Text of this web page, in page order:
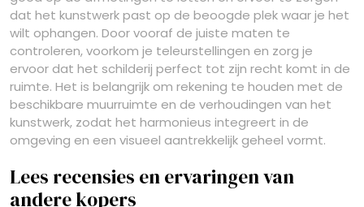
dat het kunstwerk past op de beoogde plek waar je het
wilt ophangen. Door vooraf de juiste maten te
controleren, voorkom je teleurstellingen en zorg je
ervoor dat het schilderij perfect tot zijn recht komt in de
ruimte. Het is belangrijk om rekening te houden met de
beschikbare muurruimte en de verhoudingen van het
kunstwerk, zodat het harmonieus integreert in de
omgeving en een visueel aantrekkelijk geheel vormt.
Lees recensies en ervaringen van
andere kopers